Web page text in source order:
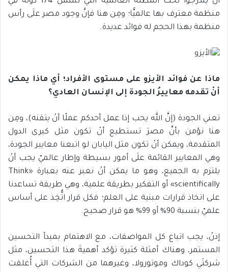
منظمة معترف بها عالميًّا؛ ومِن هنا فإنَّ وجود مصر علَى رأس
منظمة بهذا الحجم له فوائد عديدة.
ماذا عن فوائد الأيزو على مستوى الأفراد؛ أي ماذا يمكن
أنْ تقدمه معاييرُ الجودة إلى الإنسان العادي؟
تعني الجودة (إنَّ الله يحب إذا عمل أحدكم عملًا أنْ يتقنه)، ومِن
هنا نؤمن بأنَّ مصرَ تستطيع أنْ تكون مثل كبرى الدول
المتقدمة، ويمكن أنْ تكون مثل اليابان لو اتبعنا معايير الجودة،
وهي المعايير القائمة علَى أمور بسيطة وإطار عالميّ يجب أنْ
يلتزم به الجميع، وهو ما يمكن أنْ نعبر عنه بعبارة «Think
scientifically» أو التفكير بطريقة علمية، وهي طريقة تساعدنا
على اتخاذ قرارات مبنية على العلم؛ فكل قرار اتُّخِذ على أساس
علميّ بنسبة 90% أو 99% هو قرار صحيح.
إذنْ، يجب اتباع كل المواصفات، مع الاهتمام بمبدأ التحسين
المستمر، وهناك أمثلة كثيرة تؤكد أهميةَ هذا التحسين، مثل
شركتَي كوداك وموتورولا، وغيرهما من الشركات التي أُغلقت